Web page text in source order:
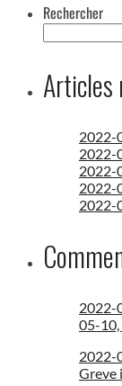
Rechercher
Articles
2022-
2022-
2022-
2022-
2022-
2022-
05-10,
2022-
Greve